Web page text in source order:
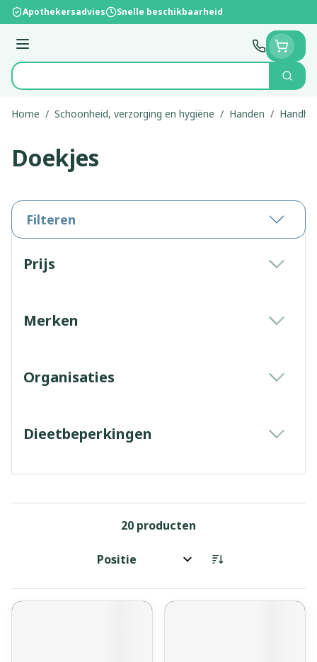
Ga naar de inhoud
Apothekersadvies Snelle beschikbaarheid
Menu
Product, merk, categorie...
Zoek
Home / Schoonheid, verzorging en hygiëne / Handen /
Doekjes
Filteren
Prijs
Merken
Organisaties
Dieetbeperkingen
20 producten
Sorteer op: